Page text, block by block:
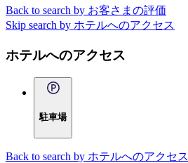
Back to search by お客さまの評価
Skip search by ホテルへのアクセス
ホテルへのアクセス
駐車場
Back to search by ホテルへのアクセス